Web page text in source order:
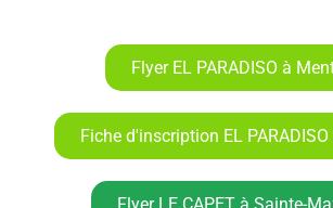
Flyer EL PARADISO à
Fiche d'inscription EL